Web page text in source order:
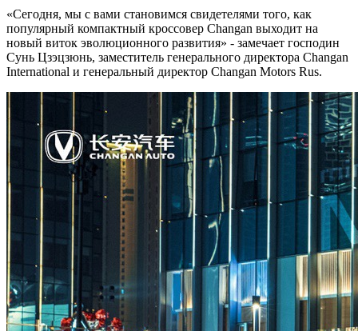
«Сегодня, мы с вами становимся свидетелями того, как
популярный компактный кроссовер Changan выходит на
новый виток эволюционного развития» - замечает господин
Сунь Цзэцзюнь, заместитель генерального директора Changan
International и генеральный директор Changan Motors Rus.